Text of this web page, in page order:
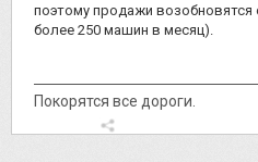
поэтому продажи
более 250 машин в месяц).
Покорятся все дороги.